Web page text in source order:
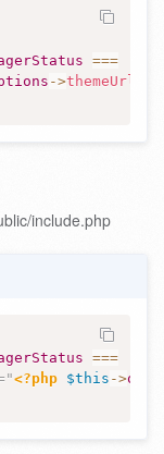
===
->themeUrl
include.php
===
"<?php $this ->